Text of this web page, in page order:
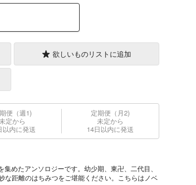
欲しいものリストに追加
便（週1)
定から
以内に発送
定期便（月2)
未定から
14日以内に発送
めたアンソロジーです。幼少期、東卍、二代目、
な距離のはちみつをご堪能ください。こちらはノベ